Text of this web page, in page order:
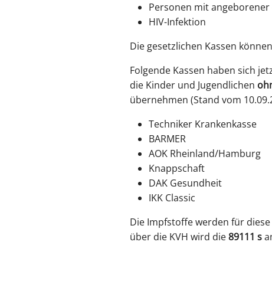
Personen mit
HIV-Infektion
Die gesetzlichen Kassen
Folgende Kassen haben sich
die Kinder und Jugendlichen
übernehmen (Stand vom
Techniker Krankenkasse
BARMER
AOK Rheinland/Hamburg
Knappschaft
DAK Gesundheit
IKK Classic
Die Impfstoffe werden für
über die KVH wird die89111 s